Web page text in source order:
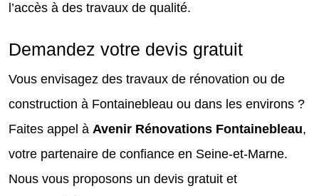
l’accès à des travaux de qualité.
Demandez votre devis gratuit
Vous envisagez des travaux de rénovation ou de
construction à Fontainebleau ou dans les environs ?
Faites appel à Avenir Rénovations Fontainebleau,
votre partenaire de confiance en Seine-et-Marne.
Nous vous proposons un devis gratuit et